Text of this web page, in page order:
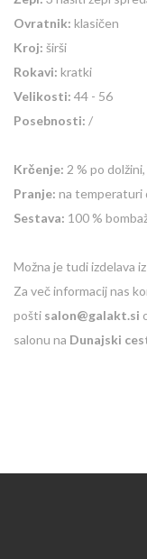
Ovratnik: klasičen
Kroj: širši
Rokavi: kratki
Velikosti: 44 - 56
Posebnosti: /
Krčenje: 2 % po
Pranje: na temperaturi
Sestava: 100 %
Možna je tudi izdelava
Za več informacij nas
pošti salon@galakt.si
salonu na Dunajski